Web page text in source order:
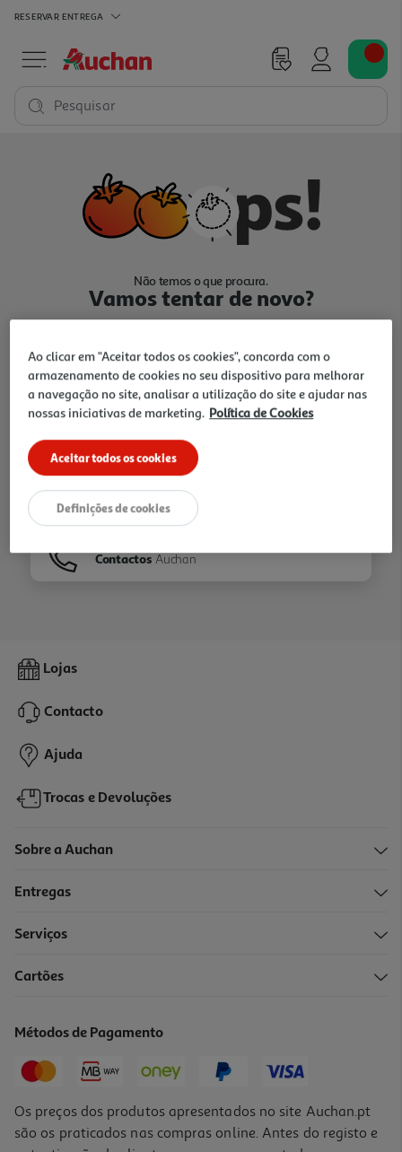
RESERVAR ENTREGA
Pesquisar
Não temos o que procura.
Vamos tentar de novo?
Ir para Homepage
Folhetos
Contactos Auchan
Lojas
Contacto
Ajuda
Trocas e Devoluções
Sobre a Auchan
Entregas
Serviços
Cartões
Métodos de Pagamento
Os preços dos produtos apresentados no site Auchan.pt
são os praticados nas compras online. Antes do registo e
Ao clicar em "Aceitar todos os cookies", concorda com o
armazenamento de cookies no seu dispositivo para melhorar
a navegação no site, analisar a utilização do site e ajudar nas
nossas iniciativas de marketing. Política de Cookies
Aceitar todos os cookies
Definições de cookies